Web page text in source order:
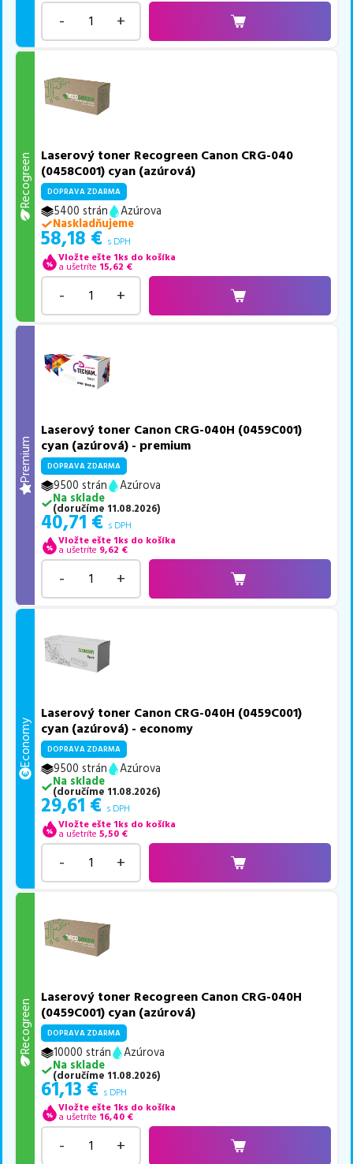
- +
Recogreen Laserový toner Recogreen Canon CRG-040
(0458C001) cyan (azúrová)
DOPRAVA ZDARMA
5400 strán
Azúrova
Naskladňujeme
58,18 € s DPH
Vložte ešte 1ks do košíka
a ušetríte 15,62 €
- +
Premium
Laserový toner Canon CRG-040H (0459C001)
cyan (azúrová) - premium
DOPRAVA ZDARMA
9500 strán
Azúrova
Na sklade
(doručíme 11.08.2026)
40,71 € s DPH
Vložte ešte 1ks do košíka
a ušetríte 9,62 €
- +
Economy
Laserový toner Canon CRG-040H (0459C001)
cyan (azúrová) - economy
DOPRAVA ZDARMA
9500 strán
Azúrova
Na sklade
(doručíme 11.08.2026)
29,61 € s DPH
Vložte ešte 1ks do košíka
a ušetríte 5,50 €
- +
Recogreen
Laserový toner Recogreen Canon CRG-040H
(0459C001) cyan (azúrová)
DOPRAVA ZDARMA
10000 strán
Azúrova
Na sklade
(doručíme 11.08.2026)
61,13 € s DPH
Vložte ešte 1ks do košíka
a ušetríte 16,40 €
- +